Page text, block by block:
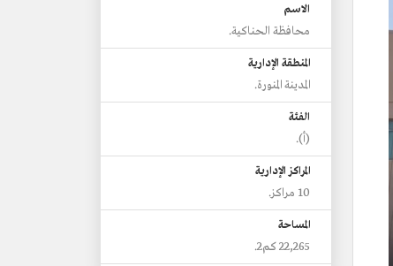
الاسم
محافظة الحناكية.
المنطقة الإدارية
المدينة المنورة.
الفئة
(أ).
المراكز الإدارية
10 مراكز.
المساحة
22,265 كم2.